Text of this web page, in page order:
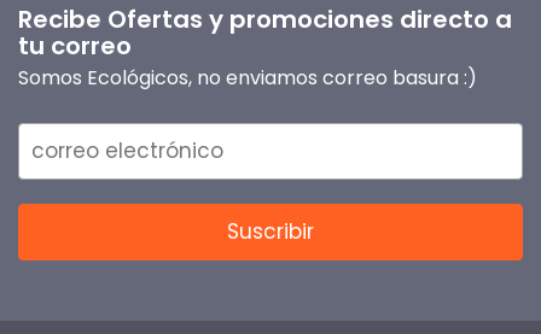
Recibe Ofertas y promociones directo a
tu correo
Somos Ecológicos, no enviamos correo basura :)